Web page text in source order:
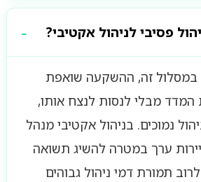
פסיבי לניהול אקטיבי?
במסלול זה, ההשקעה שואפת
מבלי לנסות לנצח אותו,
נמוכים. בניהול אקטיבי מנהל
ערך במטרה להשיג תשואה
תמורת דמי ניהול גבוהים